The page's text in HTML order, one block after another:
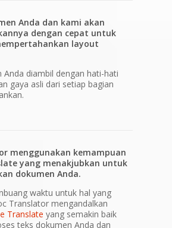
Anda dan kami akan
dengan cepat untuk
layout
Anda diambil dengan hati-hati
gaya asli dari setiap bagian
menggunakan kemampuan
yang menakjubkan untuk
dokumen Anda.
waktu untuk hal yang
Translator mengandalkan
Translate yang semakin baik
teks dokumen Anda dan